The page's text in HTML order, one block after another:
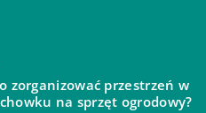
zorganizować przestrzeń w
na sprzęt ogrodowy?